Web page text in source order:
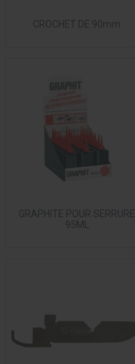
CROCHET DE 90mm
GRAPHITE POUR SERRURE
95ML